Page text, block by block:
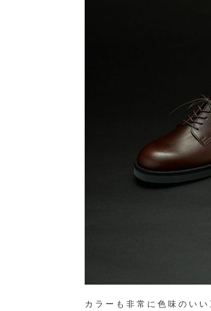
カラーも非常に色味のい